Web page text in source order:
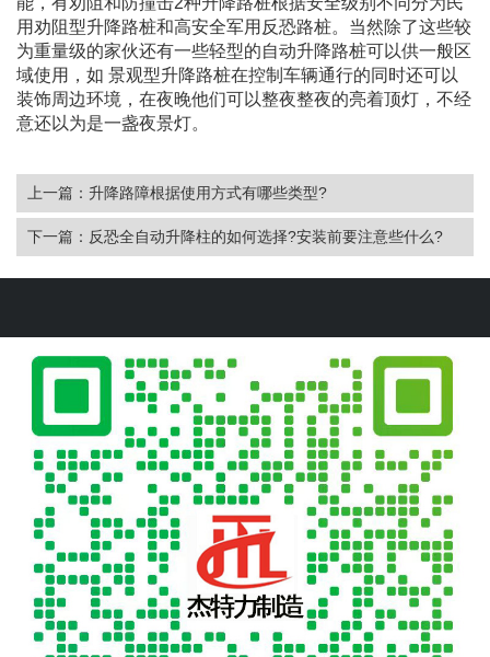
用劝阻型升降路桩和高安全军用反恐路桩。当然除了这些较
为重量级的家伙还有一些轻型的自动升降路桩可以供一般区
域使用，如 景观型升降路桩在控制车辆通行的同时还可以
装饰周边环境，在夜晚他们可以整夜整夜的亮着顶灯，不经
意还以为是一盏夜景灯。
上一篇：升降路障根据使用方式有哪些类型?
下一篇：反恐全自动升降柱的如何选择?安装前要注意些什么?